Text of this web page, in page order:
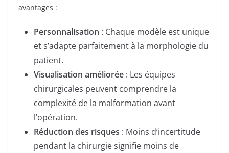
avantages :
Personnalisation : Chaque modèle est unique
et s’adapte parfaitement à la morphologie du
patient.
Visualisation améliorée : Les équipes
chirurgicales peuvent comprendre la
complexité de la malformation avant
l’opération.
Réduction des risques : Moins d’incertitude
pendant la chirurgie signifie moins de